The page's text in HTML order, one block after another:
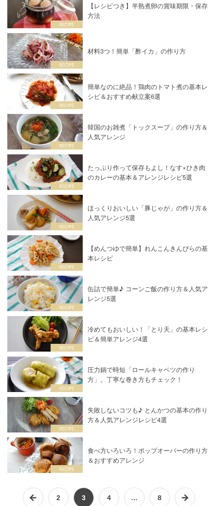
【レシピつき】半熟煮卵の賞味期限・保存
方法
材料3つ！簡単「酢イカ」の作り方
簡単なのに絶品！鶏肉のトマト煮の基本レ
シピ＆おすすめ献立案6選
韓国のお雑煮「トックスープ」の作り方＆
人気アレンジ
たっぷり作って保存もよし！なす×ひき肉
のカレーの基本＆アレンジレシピ5選
ほっくりおいしい「豚じゃが」の作り方＆
人気アレンジ5選
【めんつゆで簡単】れんこんきんぴらの基
本レシピ
缶詰で簡単♪ コーンご飯の作り方＆人気ア
レンジ5選
冷めてもおいしい！「とり天」の基本レシ
ピ＆簡単アレンジ4選
圧力鍋で時短「ロールキャベツの作り
方」。丁寧な巻き方もチェック！
失敗しないコツも♪ とんかつの基本の作り
方＆人気アレンジレシピ4選
食べ方いろいろ！ポップオーバーの作り方
＆おすすめアレンジ
2 3 4 … 8